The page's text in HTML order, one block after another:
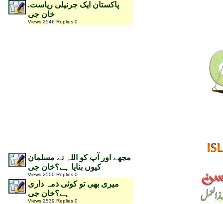
پاکستان ایک جرنیلی ریاست.
خان جی
Views:2546 Replies:0
مجھے اور آپ کو اللہ نے مسلمان
کیوں بنایا ہے؟خان جی
Views:2500 Replies:0
میری بھی تو کوئی ذمہ داری
ہے؟خان جی
Views:2539 Replies:0